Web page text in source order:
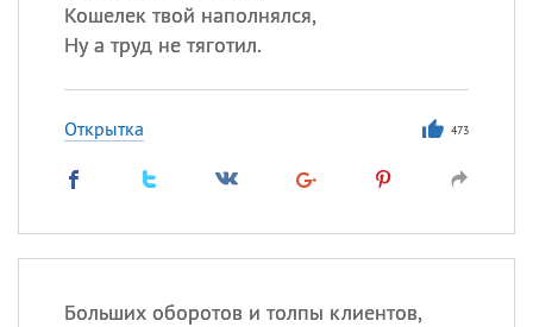
Кошелек твой наполнялся,
Ну а труд не тяготил.
Открытка 473
Больших оборотов и толпы клиентов,